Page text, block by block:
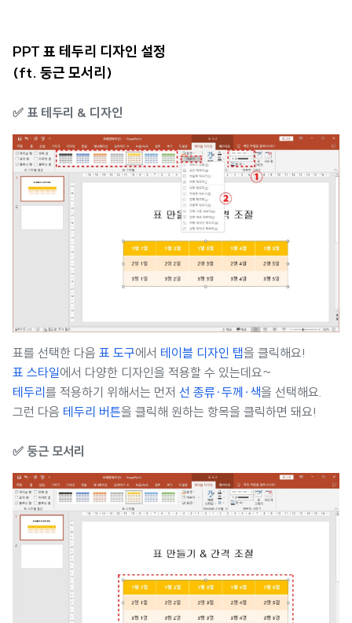
PPT 표 테두리 디자인 설정
(ft. 둥근 모서리)
✅ 표 테두리 & 디자인
표를 선택한 다음 표 도구에서 테이블 디자인 탭을 클릭해요!
표 스타일에서 다양한 디자인을 적용할 수 있는데요~
테두리 를 적용하기 위해서는 먼저 선 종류·두께·색을 선택해요.
그런 다음 테두리 버튼을 클릭해 원하는 항목을 클릭하면 돼요!
✅ 둥근 모서리